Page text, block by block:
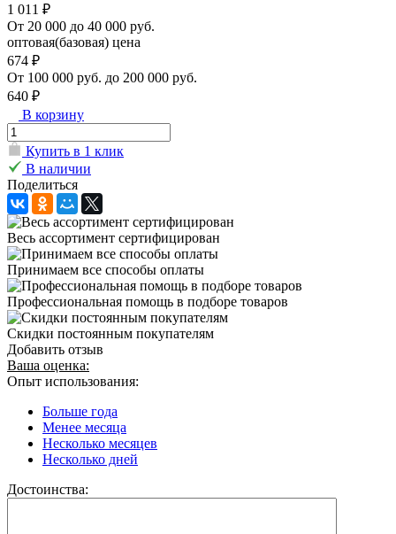
1 011 ₽
От 20 000 до 40 000 руб.
оптовая(базовая) цена
674 ₽
От 100 000 руб. до 200 000 руб.
640 ₽
В корзину
Купить в 1 клик
В наличии
Поделиться
Весь ассортимент сертифицирован
Принимаем все способы оплаты
Профессиональная помощь в подборе товаров
Скидки постоянным покупателям
Добавить отзыв
Ваша оценка:
Опыт использования:
Больше года
Менее месяца
Несколько месяцев
Несколько дней
Достоинства: